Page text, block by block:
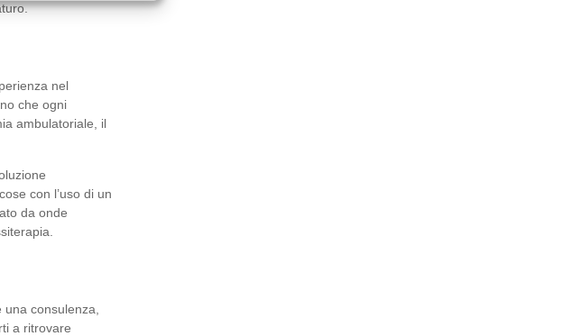
nel
che ogni
ambulatoriale, il
con l’uso di un
da onde
consulenza,
a ritrovare